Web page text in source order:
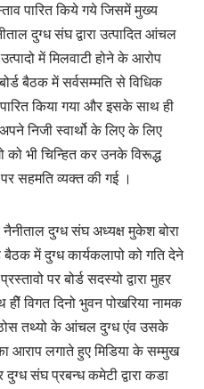
पारित किये गये जिसमें मुख्य
दुग्ध संघ द्वारा उत्पादित आंचल
में मिलवाटी होने के आरोप
बैठक में सर्वसम्मति से विधिक
पारित किया गया और इसके साथ ही
निजी स्वार्थो के लिए के लिए
को भी चिन्हित कर उनके विरूद्ध
सहमति व्यक्त की गई ।
दुग्ध संघ अध्यक्ष मुकेश बोरा
में दुग्ध कार्यकलापो को गति देने
पर बोर्ड सदस्यो द्वारा मुहर
विगत दिनो भुवन पोखरिया नामक
ठोस तथ्यो के आंचल दुग्ध एंव उसके
आराप लगाते हुए मिडिया के सम्मुख
संघ प्रबन्ध कमेटी द्वारा कडा